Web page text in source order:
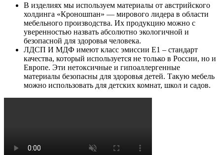
В изделиях мы используем материалы от австрийского
холдинга «Кроношпан» — мирового лидера в области
мебельного производства. Их продукцию можно с
уверенностью назвать абсолютно экологичной и
безопасной для здоровья человека.
ЛДСП И МДФ имеют класс эмиссии Е1 – стандарт
качества, который используется не только в России, но и
Европе. Эти нетоксичные и гипоаллергенные
материалы безопасны для здоровья детей. Такую мебель
можно использовать для детских комнат, школ и садов.